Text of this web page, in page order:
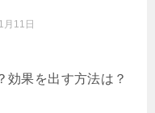
月11日
効果を出す方法は？